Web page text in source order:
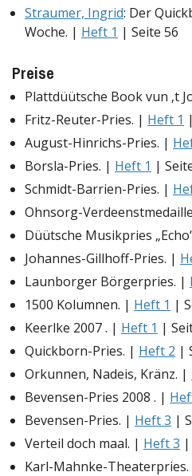
Straumer, Ingrid: Der
Woche. | Heft 1 | Seite 56
Preise
Plattdüütsche Book vun ‚t
Fritz-Reuter-Pries. | Heft 1
August-Hinrichs-Pries. |
Borsla-Pries. | Heft 1 |
Schmidt-Barrien-Pries. |
Ohnsorg-
Düütsche Musikpries
Johannes-Gillhoff-Pries. |
Launborger Börgerpries. |
1500 Kolumnen. | Heft 1 |
Keerlke 2007 . | Heft 1 |
Quickborn-Pries. | Heft 2 |
Orkunnen, Nadeis, Kränz. |
Bevensen-Pries 2008 . |
Bevensen-Pries. | Heft 3 |
Verteil doch maal. | Heft 3 |
Karl-Mahnke-Theaterpries.